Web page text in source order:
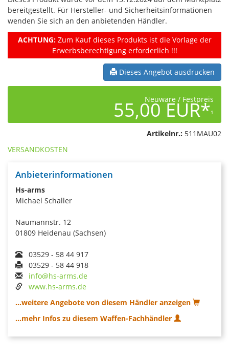
bereitgestellt. Für Hersteller- und Sicherheitsinformationen
wenden Sie sich an den anbietenden Händler.
ACHTUNG:Zum Kauf dieses Produkts ist die Vorlage der
Erwerbsberechtigung erforderlich !!!
Dieses Angebot ausdrucken
Neuware / Festpreis
55,00 EUR*1
Artikelnr.: 511MAU02
VERSANDKOSTEN
Anbieterinformationen
Hs-arms
Michael Schaller
Naumannstr. 12
01809 Heidenau (Sachsen)
03529 - 58 44 917
03529 - 58 44 918
info@hs-arms.de
www.hs-arms.de
...weitere Angebote von diesem Händler anzeigen
...mehr Infos zu diesem Waffen-Fachhändler